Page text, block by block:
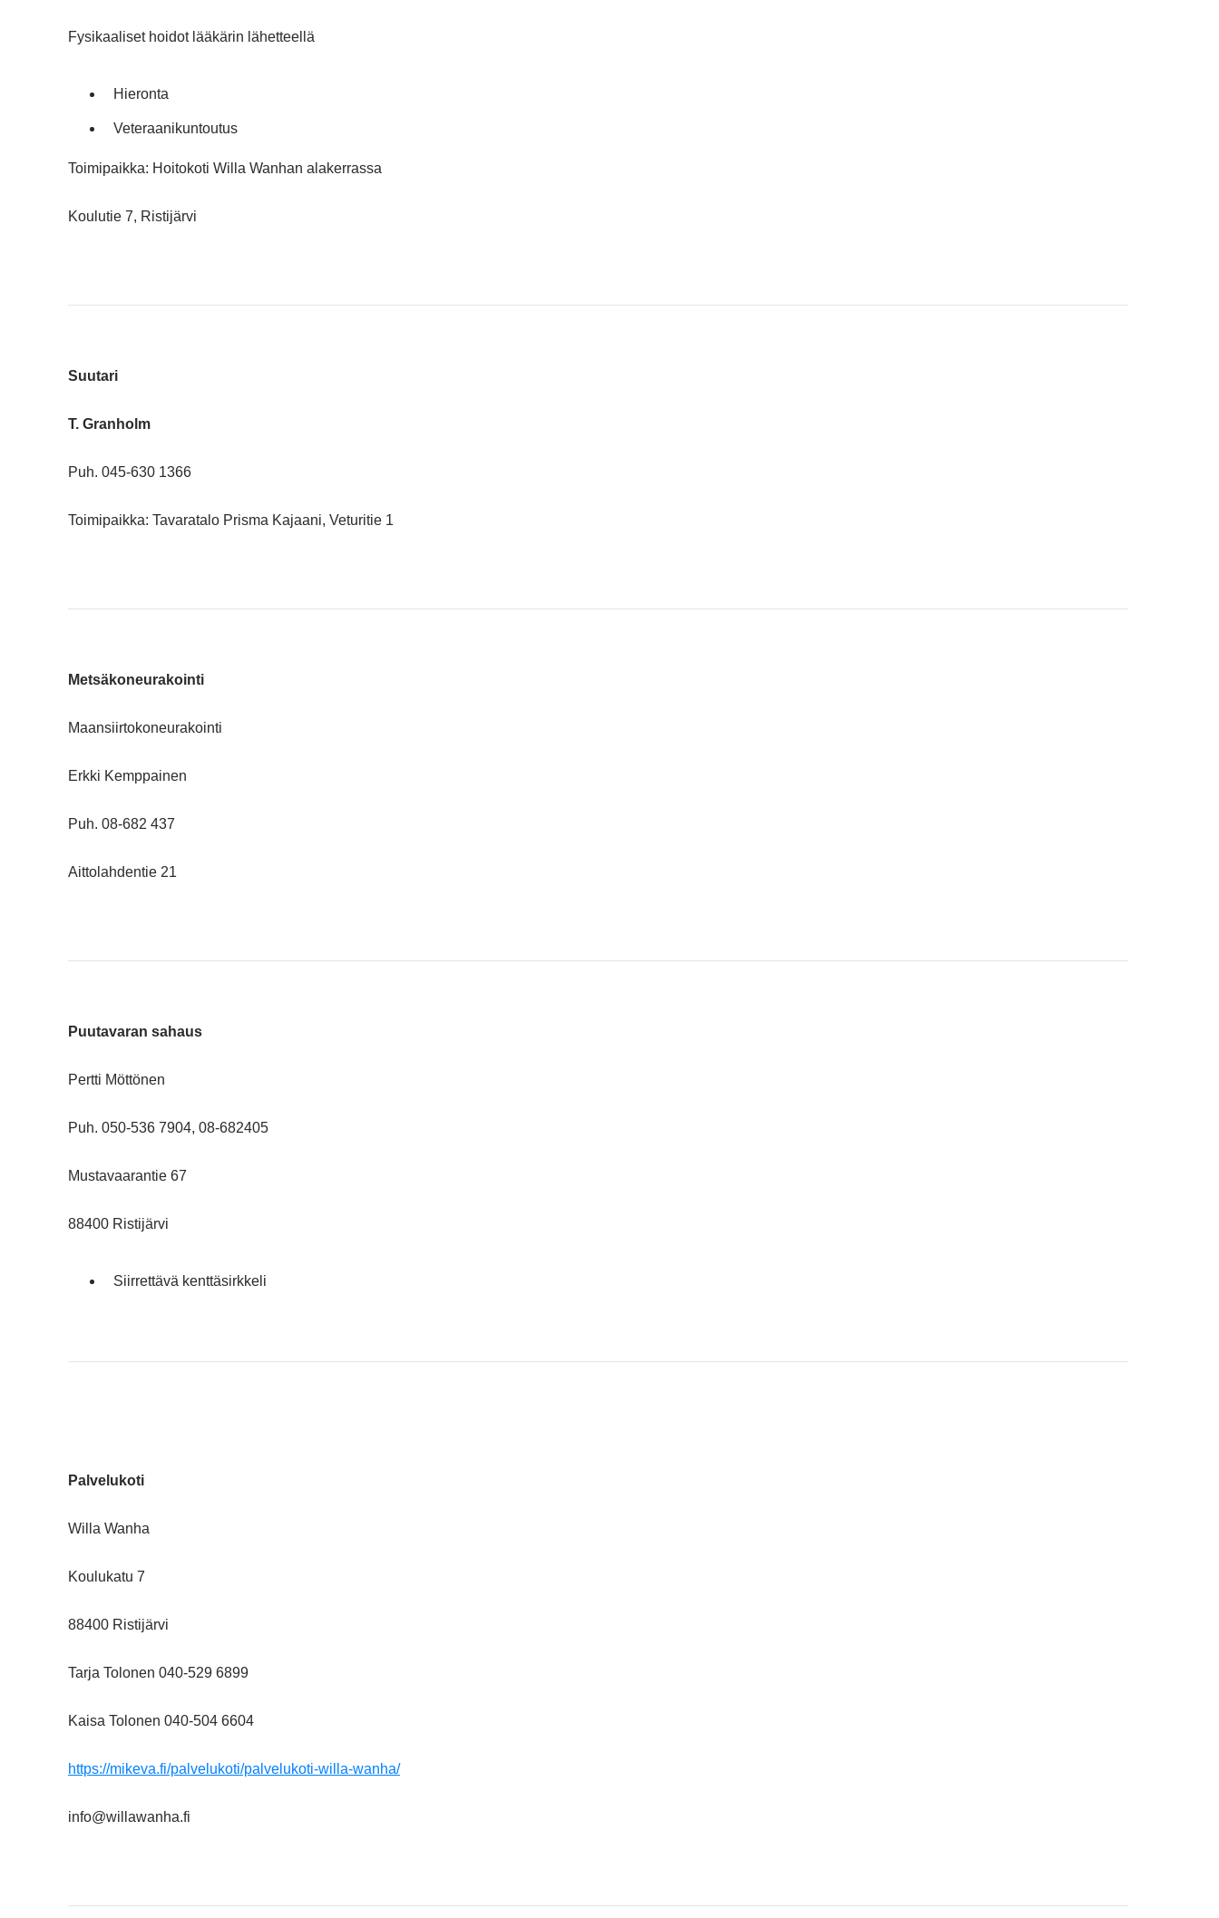
Fysikaaliset hoidot lääkärin lähetteellä
Hieronta
Veteraanikuntoutus
Toimipaikka: Hoitokoti Willa Wanhan alakerrassa
Koulutie 7, Ristijärvi
Suutari
T. Granholm
Puh. 045-630 1366
Toimipaikka: Tavaratalo Prisma Kajaani, Veturitie 1
Metsäkoneurakointi
Maansiirtokoneurakointi
Erkki Kemppainen
Puh. 08-682 437
Aittolahdentie 21
Puutavaran sahaus
Pertti Möttönen
Puh. 050-536 7904, 08-682405
Mustavaarantie 67
88400 Ristijärvi
Siirrettävä kenttäsirkkeli
Palvelukoti
Willa Wanha
Koulukatu 7
88400 Ristijärvi
Tarja Tolonen 040-529 6899
Kaisa Tolonen 040-504 6604
https://mikeva.fi/palvelukoti/palvelukoti-willa-wanha/
info@willawanha.fi